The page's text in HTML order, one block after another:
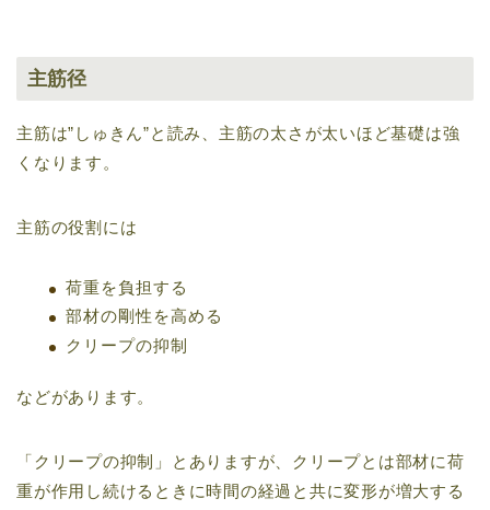
主筋径
主筋は”しゅきん”と読み、主筋の太さが太いほど基礎は強
くなります。
主筋の役割には
荷重を負担する
部材の剛性を高める
クリープの抑制
などがあります。
「クリープの抑制」とありますが、クリープとは部材に荷
重が作用し続けるときに時間の経過と共に変形が増大する